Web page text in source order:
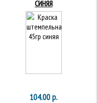
СИНЯЯ
104.00 р.